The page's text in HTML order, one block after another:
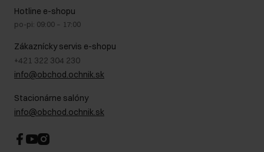
Bezpečné nakupovanie
Blog
Najčastejšie kladené otázky (FAQ)
GDPR - Zásady ochrany osobných údajov
Právne informácie
Hotline e-shopu
po-pi: 09:00 – 17:00
Zákaznícky servis e-shopu
+421 322 304 230
info@obchod.ochnik.sk
Stacionárne salóny
info@obchod.ochnik.sk